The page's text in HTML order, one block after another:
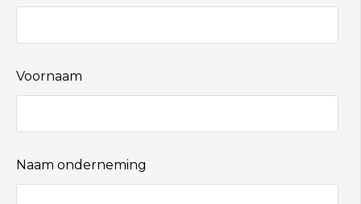
Voornaam
Naam onderneming